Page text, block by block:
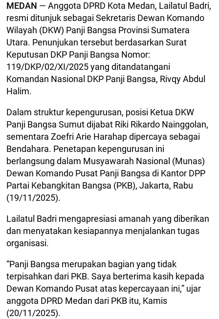
MEDAN — Anggota DPRD Kota Medan, Lailatul Badri,
resmi ditunjuk sebagai Sekretaris Dewan Komando
Wilayah (DKW) Panji Bangsa Provinsi Sumatera
Utara. Penunjukan tersebut berdasarkan Surat
Keputusan DKP Panji Bangsa Nomor:
119/DKP/02/XI/2025 yang ditandatangani
Komandan Nasional DKP Panji Bangsa, Rivqy Abdul
Halim.
Dalam struktur kepengurusan, posisi Ketua DKW
Panji Bangsa Sumut dijabat Riki Rikardo Nainggolan,
sementara Zoefri Arie Harahap dipercaya sebagai
Bendahara. Penetapan kepengurusan ini
berlangsung dalam Musyawarah Nasional (Munas)
Dewan Komando Pusat Panji Bangsa di Kantor DPP
Partai Kebangkitan Bangsa (PKB), Jakarta, Rabu
(19/11/2025).
Lailatul Badri mengapresiasi amanah yang diberikan
dan menyatakan kesiapannya menjalankan tugas
organisasi.
“Panji Bangsa merupakan bagian yang tidak
terpisahkan dari PKB. Saya berterima kasih kepada
Dewan Komando Pusat atas kepercayaan ini,” ujar
anggota DPRD Medan dari PKB itu, Kamis
(20/11/2025).